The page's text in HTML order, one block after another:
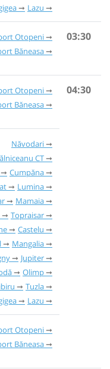
Lazu
Otopeni
Băneasa
03:30
Otopeni
Băneasa
04:30
Năvodari
CT
Cumpăna
Lumina
Mamaia
Topraisar
Castelu
Mangalia
Jupiter
Olimp
Tuzla
Lazu
Otopeni
Băneasa